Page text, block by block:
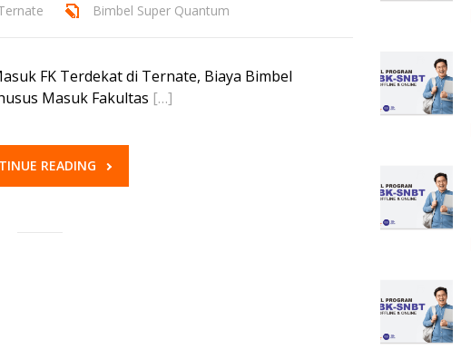
Bimbel Super Quantum
FK Terdekat di Ternate, Biaya Bimbel
Masuk Fakultas […]
READING